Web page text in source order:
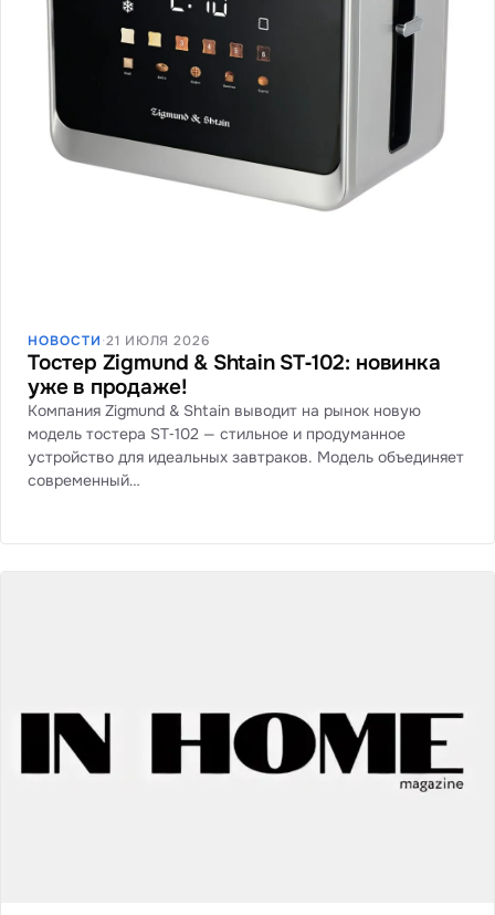
НОВОСТИ·21 ИЮЛЯ 2026
Тостер Zigmund & Shtain ST‑102: новинка
уже в продаже!
Компания Zigmund & Shtain выводит на рынок новую
модель тостера ST‑102 — стильное и продуманное
устройство для идеальных завтраков. Модель объединяет
современный…